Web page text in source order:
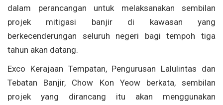
dalam perancangan untuk melaksanakan sembilan
projek mitigasi banjir di kawasan yang
berkecenderungan seluruh negeri bagi tempoh tiga
tahun akan datang.
Exco Kerajaan Tempatan, Pengurusan Lalulintas dan
Tebatan Banjir, Chow Kon Yeow berkata, sembilan
projek yang dirancang itu akan menggunakan